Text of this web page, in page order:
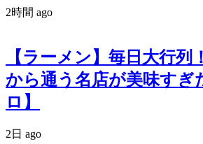
2時間 ago
【ラーメン】毎日大行列
から通う名店が美味すぎ
ロ】
2日 ago